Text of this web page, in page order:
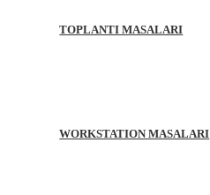
TOPLANTI MASALARI
WORKSTATION MASALARI